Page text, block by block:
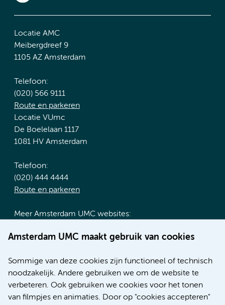
Amsterdam UMC maakt gebruik van cookies
Sommige van deze cookies zijn functioneel of technisch
noodzakelijk. Andere gebruiken we om de website te
verbeteren. Ook gebruiken we cookies voor het tonen
van filmpjes en animaties. Door op "cookies accepteren"
Locatie AMC
Meibergdreef 9
1105 AZ Amsterdam
Telefoon:
(020) 566 9111
Route en parkeren
Locatie VUmc
De Boelelaan 1117
1081 HV Amsterdam
Telefoon:
(020) 444 4444
Route en parkeren
Meer Amsterdam UMC websites:
Werken bij Amsterdam UMC
Nieuws
Research
Educatie locatie AMC
Educatie locatie VUmc